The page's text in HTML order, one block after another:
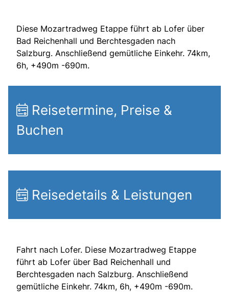
Diese Mozartradweg Etappe führt ab Lofer über
Bad Reichenhall und Berchtesgaden nach
Salzburg. Anschließend gemütliche Einkehr. 74km,
6h, +490m -690m.
Reisetermine, Preise &
Buchen
Reisedetails & Leistungen
Fahrt nach Lofer. Diese Mozartradweg Etappe
führt ab Lofer über Bad Reichenhall und
Berchtesgaden nach Salzburg. Anschließend
gemütliche Einkehr. 74km, 6h, +490m -690m.